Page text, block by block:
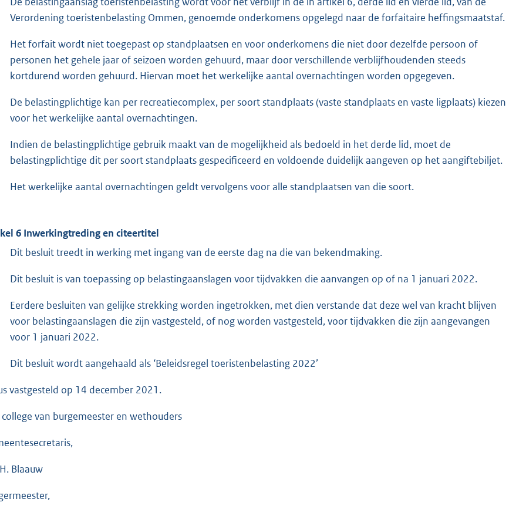
Verordening toeristenbelasting Ommen, genoemde onderkomens opgelegd naar de forfaitaire heffingsmaatstaf.
Het forfait wordt niet toegepast op standplaatsen en voor onderkomens die niet door dezelfde persoon of
personen het gehele jaar of seizoen worden gehuurd, maar door verschillende verblijfhoudenden steeds
kortdurend worden gehuurd. Hiervan moet het werkelijke aantal overnachtingen worden opgegeven.
De belastingplichtige kan per recreatiecomplex, per soort standplaats (vaste standplaats en vaste ligplaats) kiezen
voor het werkelijke aantal overnachtingen.
Indien de belastingplichtige gebruik maakt van de mogelijkheid als bedoeld in het derde lid, moet de
belastingplichtige dit per soort standplaats gespecificeerd en voldoende duidelijk aangeven op het aangiftebiljet.
Het werkelijke aantal overnachtingen geldt vervolgens voor alle standplaatsen van die soort.
6 Inwerkingtreding en citeertitel
Dit besluit treedt in werking met ingang van de eerste dag na die van bekendmaking.
Dit besluit is van toepassing op belastingaanslagen voor tijdvakken die aanvangen op of na 1 januari 2022.
Eerdere besluiten van gelijke strekking worden ingetrokken, met dien verstande dat deze wel van kracht blijven
voor belastingaanslagen die zijn vastgesteld, of nog worden vastgesteld, voor tijdvakken die zijn aangevangen
voor 1 januari 2022.
Dit besluit wordt aangehaald als ‘Beleidsregel toeristenbelasting 2022’
vastgesteld op 14 december 2021.
van burgemeester en wethouders
Blaauw